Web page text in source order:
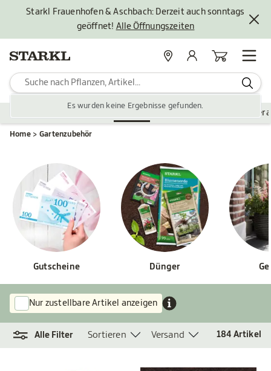
Starkl Frauenhofen & Aschbach: Derzeit auch sonntags
geöffnet! Alle Öffnungszeiten
Es wurden keine Ergebnisse gefunden.
StandorteMein KontoWarenkorb
Zubehör Gartengestaltung
Home Gartenzubehör
Gutscheine Dünger
Nur zustellbare Artikel anzeigen
Alle Filter Sortieren Versand 184 Artikel